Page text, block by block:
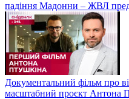
падіння Мадонни – ЖВЛ
Документальний фільм про
масштабний проєкт Антона